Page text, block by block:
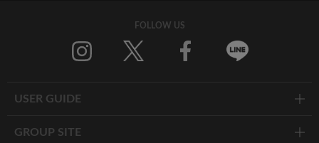
FOLLOW US
USER GUIDE
GROUP SITE